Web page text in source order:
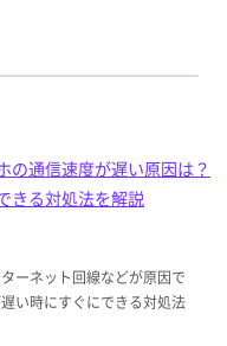
の通信速度が遅い原因は？
きる対処法を解説
ーネット回線などが原因で
い時にすぐにできる対処法